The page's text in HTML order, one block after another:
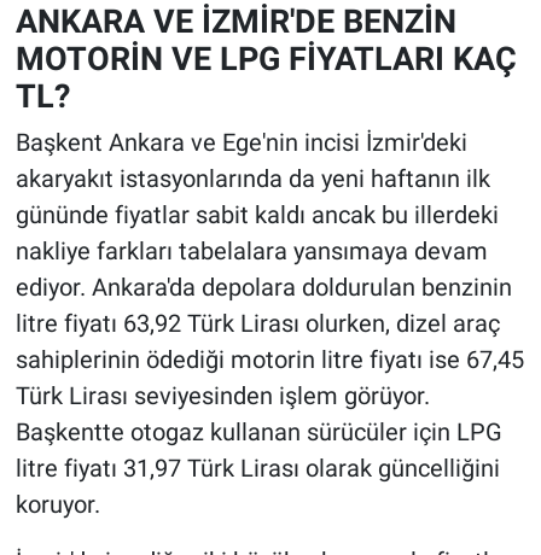
ANKARA VE İZMİR'DE BENZİN
MOTORİN VE LPG FİYATLARI KAÇ
TL?
Başkent Ankara ve Ege'nin incisi İzmir'deki
akaryakıt istasyonlarında da yeni haftanın ilk
gününde fiyatlar sabit kaldı ancak bu illerdeki
nakliye farkları tabelalara yansımaya devam
ediyor. Ankara'da depolara doldurulan benzinin
litre fiyatı 63,92 Türk Lirası olurken, dizel araç
sahiplerinin ödediği motorin litre fiyatı ise 67,45
Türk Lirası seviyesinden işlem görüyor.
Başkentte otogaz kullanan sürücüler için LPG
litre fiyatı 31,97 Türk Lirası olarak güncelliğini
koruyor.